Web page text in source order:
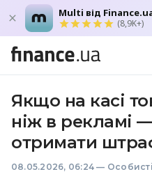
Multi від
(8,9K+)
Якщо на касі
ніж в рекламі
отримати
08.05.2026, 06:24 —